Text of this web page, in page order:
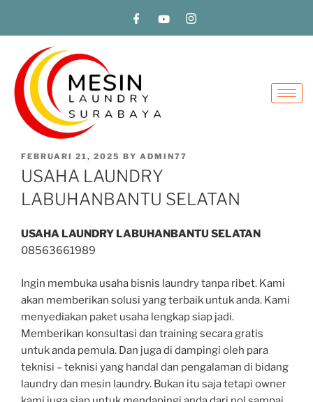
FEBRUARI 21, 2025 BY ADMIN77
USAHA LAUNDRY
LABUHANBANTU SELATAN
USAHA LAUNDRY LABUHANBANTU SELATAN
08563661989
Ingin membuka usaha bisnis laundry tanpa ribet. Kami
akan memberikan solusi yang terbaik untuk anda. Kami
menyediakan paket usaha lengkap siap jadi.
Memberikan konsultasi dan training secara gratis
untuk anda pemula. Dan juga di dampingi oleh para
teknisi – teknisi yang handal dan pengalaman di bidang
laundry dan mesin laundry. Bukan itu saja tetapi owner